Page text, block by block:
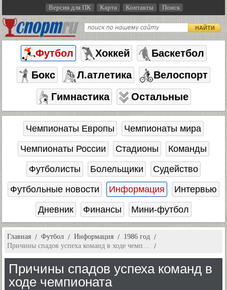
Версия для ПК Карта Контакты Поиск
НАЙТИ
Футбол Хоккей
Баскетбол
Бокс
Л.атлетика
Велоспорт
Гимнастика
Остальные
Чемпионаты Европы
Чемпионаты мира
Чемпионаты России
Стадионы
Команды
Футболисты
Болельщики
Судейство
Футбольные новости
Информация
Интервью
Дневник
Финансы Мини-футбол
Главная Футбол Информация
1986 год
Причины спадов успеха команд в ходе чемп…
Причины спадов успеха команд в
ходе чемпионата